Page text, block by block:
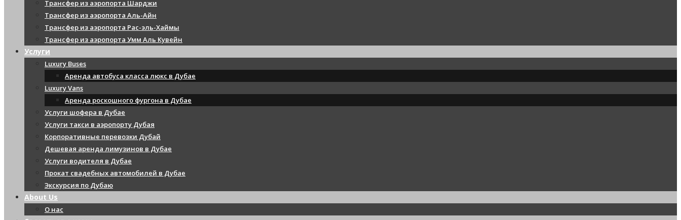
Трансфер из аэропорта Шарджи
Трансфер из аэропорта Аль-Айн
Трансфер из аэропорта Рас-эль-Хаймы
Трансфер из аэропорта Умм Аль Кувейн
Услуги
Luxury Buses
Аренда автобуса класса люкс в Дубае
Luxury Vans
Аренда роскошного фургона в Дубае
Услуги шофера в Дубае
Услуги такси в аэропорту Дубая
Корпоративные перевозки Дубай
Дешевая аренда лимузинов в Дубае
Услуги водителя в Дубае
Прокат свадебных автомобилей в Дубае
Экскурсия по Дубаю
About Us
О нас